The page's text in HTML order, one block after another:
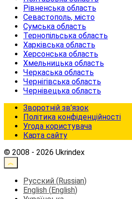
Рівненська область
Севастополь, місто
Сумська область
Тернопільська область
Харківська область
Херсонська область
Хмельницька область
Черкаська область
Чернігівська область
Чернівецька область
Зворотній зв’язок
Політика конфіденційності
Угода користувача
Карта сайту
© 2008 - 2026 Ukrindex
Русский (Russian)
English (English)